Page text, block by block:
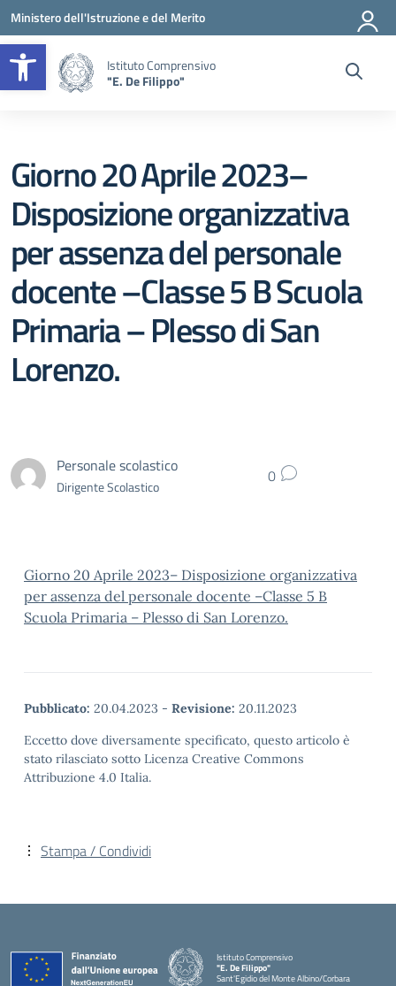
Apri la barra degli strumenti
Vai ai contenuti
Vai al menu di navigazione
Vai al footer
Ministero dell'Istruzione e del Merito
Istituto Comprensivo
"E. De Filippo"
Giorno 20 Aprile 2023–
Disposizione organizzativa
per assenza del personale
docente –Classe 5 B Scuola
Primaria – Plesso di San
Lorenzo.
Personale scolastico
Dirigente Scolastico 0
Giorno 20 Aprile 2023– Disposizione organizzativa
per assenza del personale docente –Classe 5 B
Scuola Primaria – Plesso di San Lorenzo.
Pubblicato: 20.04.2023 - Revisione: 20.11.2023
Eccetto dove diversamente specificato, questo articolo è
stato rilasciato sotto Licenza Creative Commons
Attribuzione 4.0 Italia.
Stampa / Condividi
Istituto Comprensivo
"E. De Filippo"
Sant'Egidio del Monte Albino/Corbara